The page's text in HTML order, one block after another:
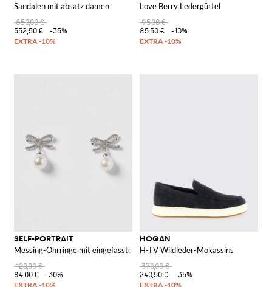
Sandalen mit absatz damen
850,00 €
552,50 €
-35%
Love Berry Ledergürtel
95,00 €
85,50 €
-10%
SELF-PORTRAIT
Messing-Ohrringe mit eingefassten Strasssteinen und synthetischen
120,00 €
84,00 €
-30%
HOGAN
H-TV Wildleder-Mokassins
370,00 €
240,50 €
-35%